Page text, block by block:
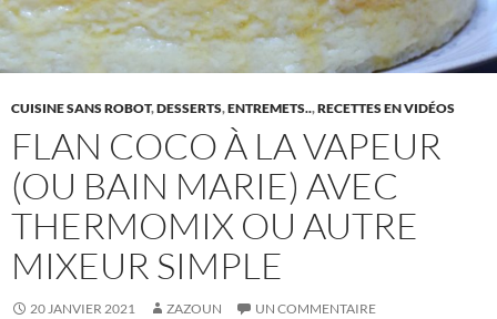
CUISINE SANS ROBOT,DESSERTS,ENTREMETS..,RECETTES EN VIDÉOS
FLAN COCO À LA VAPEUR
(OU BAIN MARIE) AVEC
THERMOMIX OU AUTRE
MIXEUR SIMPLE
20 JANVIER 2021 ZAZOUN UN COMMENTAIRE